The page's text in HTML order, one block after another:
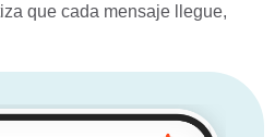
que cada mensaje llegue,